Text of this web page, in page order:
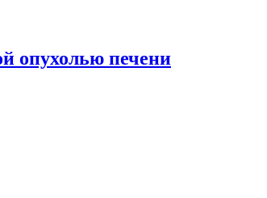
опухолью печени